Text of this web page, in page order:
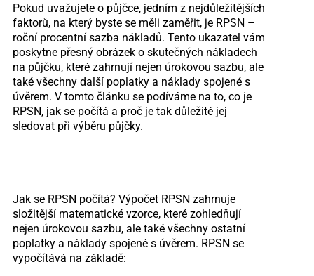
Pokud uvažujete o půjčce, jedním z nejdůležitějších
faktorů, na který byste se měli zaměřit, je RPSN –
roční procentní sazba nákladů. Tento ukazatel vám
poskytne přesný obrázek o skutečných nákladech
na půjčku, které zahrnují nejen úrokovou sazbu, ale
také všechny další poplatky a náklady spojené s
úvěrem. V tomto článku se podíváme na to, co je
RPSN, jak se počítá a proč je tak důležité jej
sledovat při výběru půjčky.
Jak se RPSN počítá? Výpočet RPSN zahrnuje
složitější matematické vzorce, které zohledňují
nejen úrokovou sazbu, ale také všechny ostatní
poplatky a náklady spojené s úvěrem. RPSN se
vypočítává na základě: